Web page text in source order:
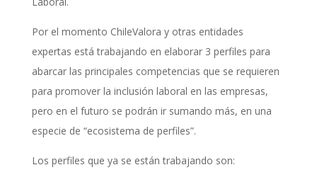
Por el momento ChileValora y otras entidades
expertas está trabajando en elaborar 3 perfiles para
abarcar las principales competencias que se requieren
para promover la inclusión laboral en las empresas,
pero en el futuro se podrán ir sumando más, en una
especie de “ecosistema de perfiles”.
Los perfiles que ya se están trabajando son: